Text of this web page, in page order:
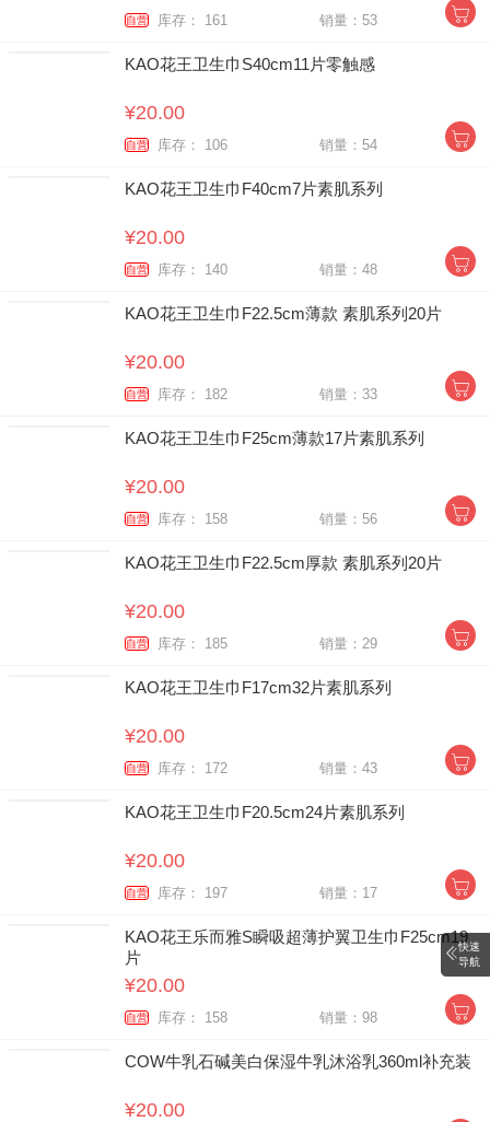
自营 库存： 161 销量：53
KAO花王卫生巾S40cm11片零触感
¥20.00
自营 库存： 106 销量：54
KAO花王卫生巾F40cm7片素肌系列
¥20.00
自营 库存： 140 销量：48
KAO花王卫生巾F22.5cm薄款 素肌系列20片
¥20.00
自营 库存： 182 销量：33
KAO花王卫生巾F25cm薄款17片素肌系列
¥20.00
自营 库存： 158 销量：56
KAO花王卫生巾F22.5cm厚款 素肌系列20片
¥20.00
自营 库存： 185 销量：29
KAO花王卫生巾F17cm32片素肌系列
¥20.00
自营 库存： 172 销量：43
KAO花王卫生巾F20.5cm24片素肌系列
¥20.00
自营 库存： 197 销量：17
KAO花王乐而雅S瞬吸超薄护翼卫生巾F25cm19
片
¥20.00
自营 库存： 158 销量：98
COW牛乳石碱美白保湿牛乳沐浴乳360ml补充装
¥20.00
快速
导航